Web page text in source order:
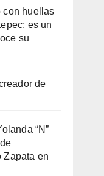
con huellas
es un
su
de
“N”
Zapata en